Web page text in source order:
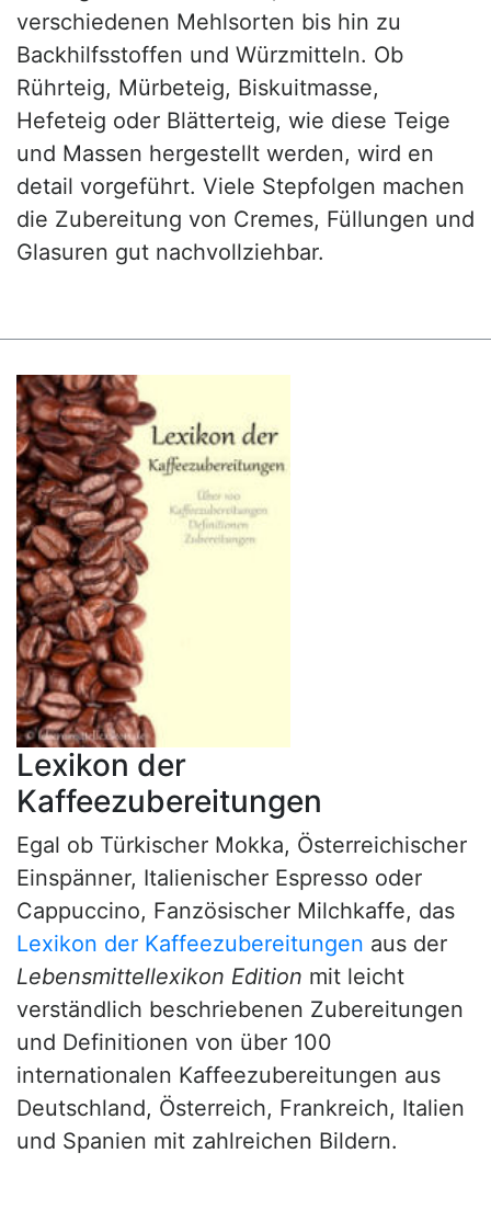
verschiedenen Mehlsorten bis hin zu
Backhilfsstoffen und Würzmitteln. Ob
Rührteig, Mürbeteig, Biskuitmasse,
Hefeteig oder Blätterteig, wie diese Teige
und Massen hergestellt werden, wird en
detail vorgeführt. Viele Stepfolgen machen
die Zubereitung von Cremes, Füllungen und
Glasuren gut nachvollziehbar.
Lexikon der
Kaffeezubereitungen
Egal ob Türkischer Mokka, Österreichischer
Einspänner, Italienischer Espresso oder
Cappuccino, Fanzösischer Milchkaffe, das
Lexikon der Kaffeezubereitungen aus der
Lebensmittellexikon Edition mit leicht
verständlich beschriebenen Zubereitungen
und Definitionen von über 100
internationalen Kaffeezubereitungen aus
Deutschland, Österreich, Frankreich, Italien
und Spanien mit zahlreichen Bildern.